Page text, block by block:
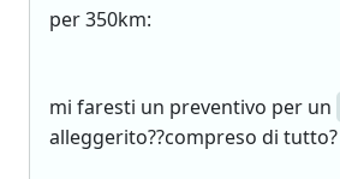
per 350km:
mi faresti un preventivo per un
alleggerito??compreso di tutto?